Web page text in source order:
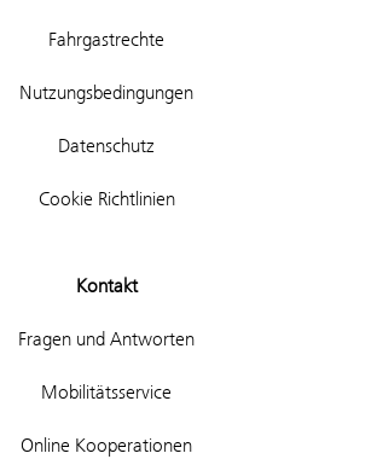
Fahrgastrechte
Nutzungsbedingungen
Datenschutz
Cookie Richtlinien
Kontakt
Fragen und Antworten
Mobilitätsservice
Online Kooperationen